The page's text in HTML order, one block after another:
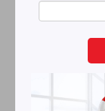
בע“מ
09-